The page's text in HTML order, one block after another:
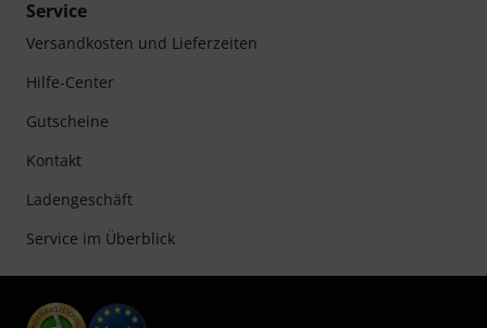
Service
Versandkosten und Lieferzeiten
Hilfe-Center
Gutscheine
Kontakt
Ladengeschäft
Service im Überblick